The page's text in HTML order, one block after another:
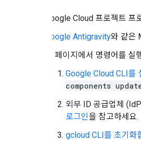
Google Cloud 프로젝트 프
Google Antigravity와 같은
이 페이지에서 명령어를
Google Cloud CLI를
components
외부 ID 공급업체
로그인을 참고하세요.
gcloud CLI를 초기화